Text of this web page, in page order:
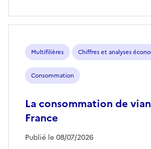
Multifilières Chiffres et analyses
Consommation
La consommation de
France
Publié le 08/07/2026